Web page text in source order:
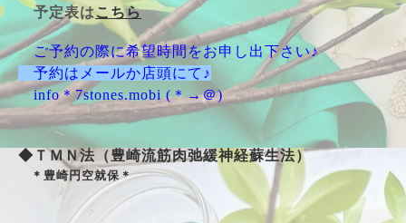
予定表はこちら
ご予約の際に希望時間をお申し出下さい♪
予約はメールか店頭にて♪
info＊7stones.mobi (＊→＠)
◆ＴＭＮ法（豊崎流筋肉弛緩神経蘇生法）
＊豊崎円空就保＊